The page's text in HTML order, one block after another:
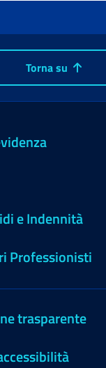
Torna su
e Indennità
Professionisti
trasparente